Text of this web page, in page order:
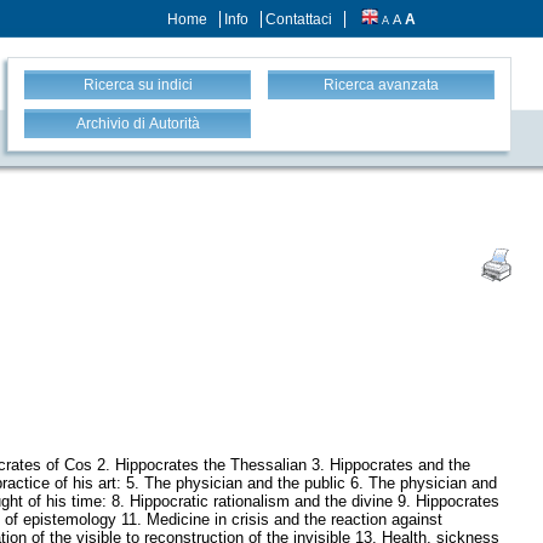
Home Info Contattaci A A A
Ricerca su indici Ricerca avanzata
Archivio di Autorità